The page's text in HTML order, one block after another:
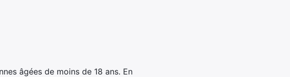
âgées de moins de 18 ans. En